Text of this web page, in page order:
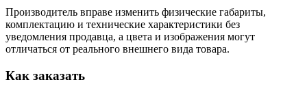
Производитель вправе изменить физические габариты,
комплектацию и технические характеристики без
уведомления продавца, а цвета и изображения могут
отличаться от реального внешнего вида товара.
Как заказать